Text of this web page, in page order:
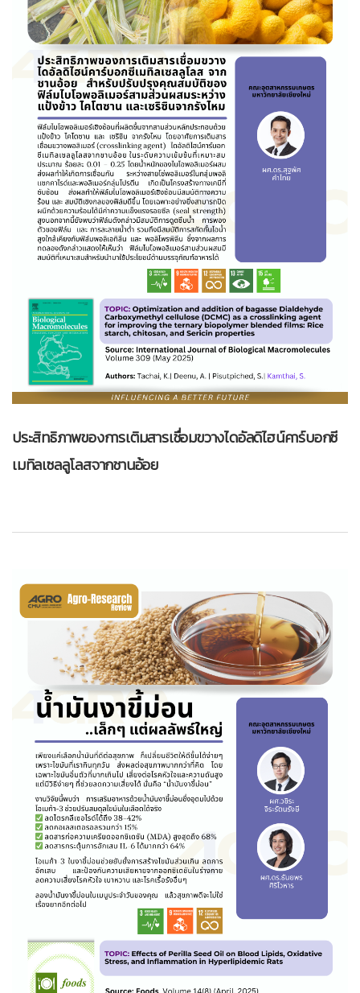
ประสิทธิภาพของการเติมสารเชื่อมขวางไดอัลดิไฮน์คาร์บอกซี
เมทิลเซลลูโลสจากชานอ้อย